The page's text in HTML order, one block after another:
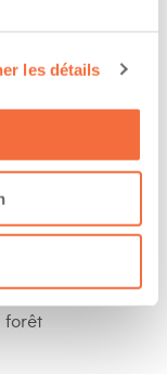
les détails
forêt